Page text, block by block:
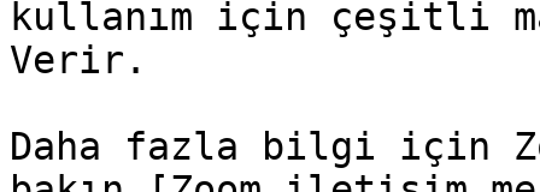
kullanım için çeşitli
Verir.
Daha fazla bilgi için